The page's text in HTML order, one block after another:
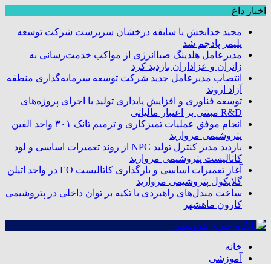
اخبار داغ
مجید خدابخش با سابقه درخشان سرپرست شرکت توسعه
پلیمر پادجم شد
مدیرعامل هلدینگ صباانرژی از مواکب خدمت‌رسانی به
زائران و عزاداران بازدید کرد
انتصاب مدیرعامل جدید شرکت توسعه سرمایه‌گذاری منطقه
آزاد اروند
توسعه فناوری و افزایش پایداری تولید با اجرای پروژه‌های
R&D مبتنی بر اعتبار مالیاتی
انجام موفق عملیات تمیزکاری و ترمیم تانک ۳۰۱ واحد الفین
پتروشیمی مروارید
بازدید مدیر کنترل تولید NPC از روند تعمیرات اساسی و لود
کاتالیست پتروشیمی مروارید
آغاز تعمیرات اساسی و بارگذاری کاتالیست EO در واحد اتیلن
گلایکول پتروشیمی مروارید
ساخت مبدل‌های راهبردی با تکیه بر توان داخلی در پتروشیمی
کارون ماهشهر
خانه
آموزشی